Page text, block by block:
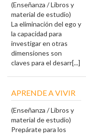
(Enseñanza / Libros y
material de estudio)
La eliminación del ego y
la capacidad para
investigar en otras
dimensiones son
claves para el desarr[...]
APRENDE A VIVIR
(Enseñanza / Libros y
material de estudio)
Prepárate para los